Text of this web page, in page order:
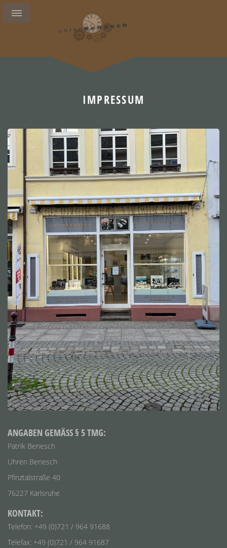
IMPRESSUM
ANGABEN GEMÄSS § 5 TMG:
Patrik Benesch
Uhren Benesch
Pfinztalstraße 40
76227 Karlsruhe
KONTAKT:
Telefon: +49 (0)721 / 964 91688
Telefax: +49 (0)721 / 964 91687